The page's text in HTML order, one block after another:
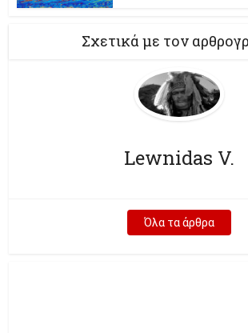
Σχετικά με τον
Lewnidas V.
Όλα τα άρθρα